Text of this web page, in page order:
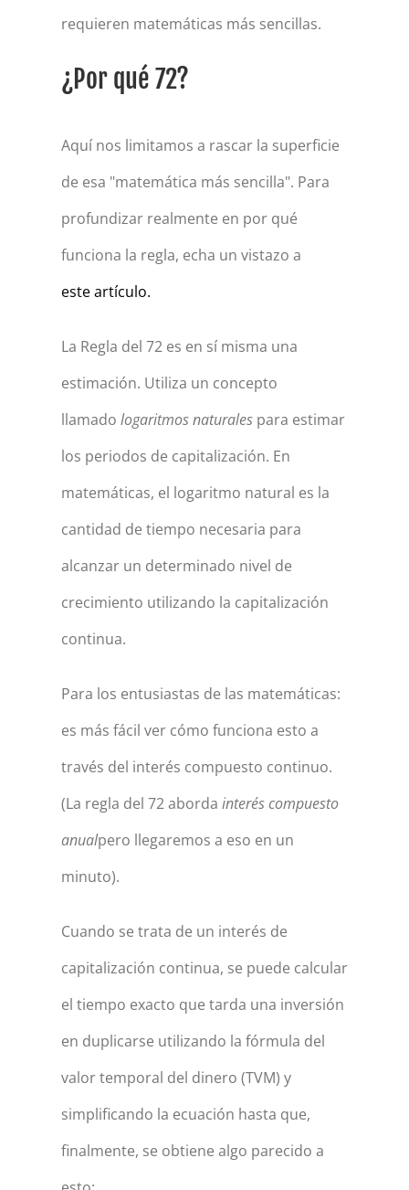
requieren matemáticas más sencillas.
¿Por qué 72?
Aquí nos limitamos a rascar la superficie
de esa "matemática más sencilla". Para
profundizar realmente en por qué
funciona la regla, echa un vistazo a
este artículo.
La Regla del 72 es en sí misma una
estimación. Utiliza un concepto
llamado logaritmos naturalespara estimar
los periodos de capitalización. En
matemáticas, el logaritmo natural es la
cantidad de tiempo necesaria para
alcanzar un determinado nivel de
crecimiento utilizando la capitalización
continua.
Para los entusiastas de las matemáticas:
es más fácil ver cómo funciona esto a
través del interés compuesto continuo.
(La regla del 72 aborda interés compuesto
anualpero llegaremos a eso en un
minuto).
Cuando se trata de un interés de
capitalización continua, se puede calcular
el tiempo exacto que tarda una inversión
en duplicarse utilizando la fórmula del
valor temporal del dinero (TVM) y
simplificando la ecuación hasta que,
finalmente, se obtiene algo parecido a